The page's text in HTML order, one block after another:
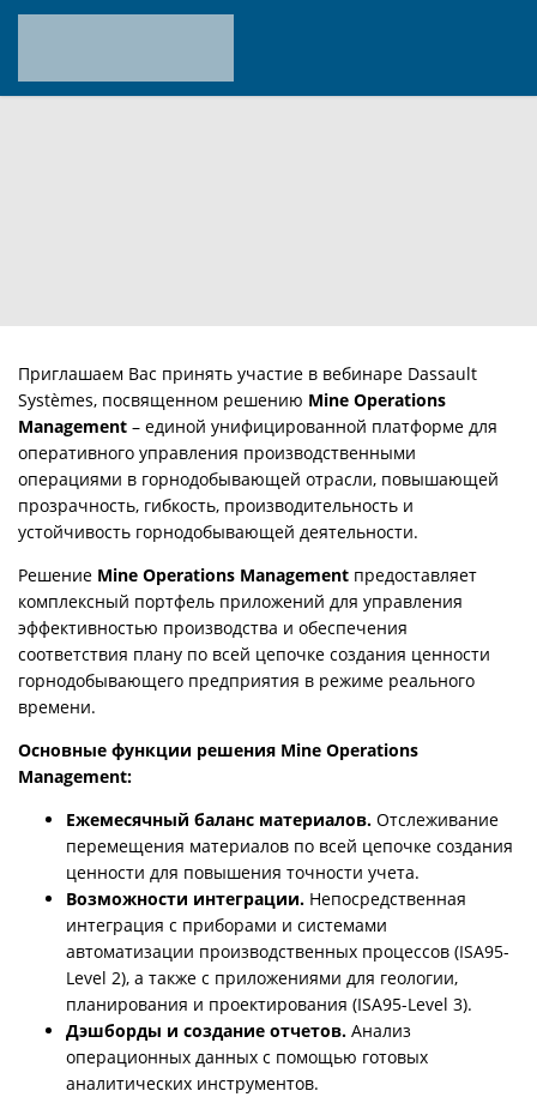
Приглашаем Вас принять участие в вебинаре Dassault
Systèmes, посвященном решению Mine Operations
Management – единой унифицированной платформе для
оперативного управления производственными
операциями в горнодобывающей отрасли, повышающей
прозрачность, гибкость, производительность и
устойчивость горнодобывающей деятельности.
Решение Mine Operations Management предоставляет
комплексный портфель приложений для управления
эффективностью производства и обеспечения
соответствия плану по всей цепочке создания ценности
горнодобывающего предприятия в режиме реального
времени.
Основные функции решения Mine Operations
Management:
Ежемесячный баланс материалов. Отслеживание
перемещения материалов по всей цепочке создания
ценности для повышения точности учета.
Возможности интеграции. Непосредственная
интеграция с приборами и системами
автоматизации производственных процессов (ISA95-
Level 2), а также с приложениями для геологии,
планирования и проектирования (ISA95-Level 3).
Дэшборды и создание отчетов. Анализ
операционных данных с помощью готовых
аналитических инструментов.